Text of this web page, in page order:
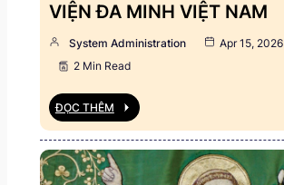
VIỆN ĐA MINH VIỆT NAM
System Administration
Apr 15, 2026
2 Min Read
ĐỌC THÊM